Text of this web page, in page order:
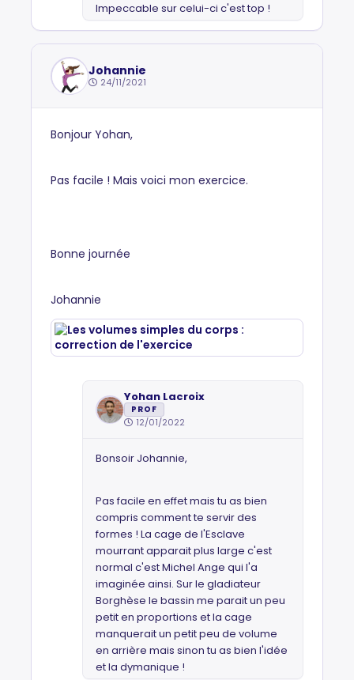
Impeccable sur celui-ci c'est top !
Johannie
24/11/2021
Bonjour Yohan,
Pas facile ! Mais voici mon exercice.
Bonne journée
Johannie
Yohan Lacroix
PROF
12/01/2022
Bonsoir Johannie,
Pas facile en effet mais tu as bien
compris comment te servir des
formes ! La cage de l'Esclave
mourrant apparait plus large c'est
normal c'est Michel Ange qui l'a
imaginée ainsi. Sur le gladiateur
Borghèse le bassin me parait un peu
petit en proportions et la cage
manquerait un petit peu de volume
en arrière mais sinon tu as bien l'idée
et la dymanique !